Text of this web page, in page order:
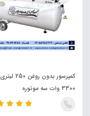
کمپرسور بدون روغن 250 لیتری
3300 وات سه موتوره